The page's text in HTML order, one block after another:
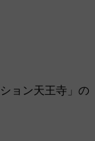
ョン天王寺」の